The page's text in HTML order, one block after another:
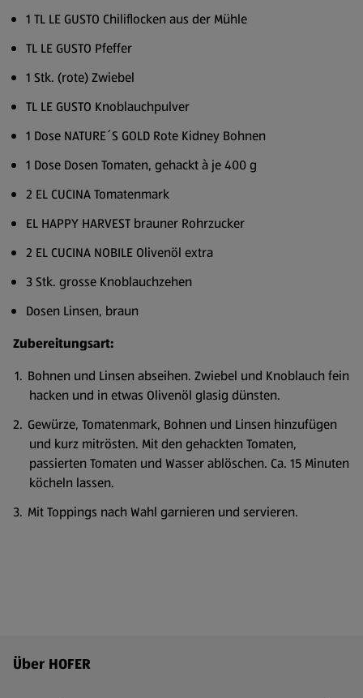
1 TL LE GUSTO Chiliflocken aus der Mühle
TL LE GUSTO Pfeffer
1 Stk. (rote) Zwiebel
TL LE GUSTO Knoblauchpulver
1 Dose NATURE´S GOLD Rote Kidney Bohnen
1 Dose Dosen Tomaten, gehackt à je 400 g
2 EL CUCINA Tomatenmark
EL HAPPY HARVEST brauner Rohrzucker
2 EL CUCINA NOBILE Olivenöl extra
3 Stk. grosse Knoblauchzehen
Dosen Linsen, braun
Zubereitungsart:
Bohnen und Linsen abseihen. Zwiebel und Knoblauch fein
hacken und in etwas Olivenöl glasig dünsten.
Gewürze, Tomatenmark, Bohnen und Linsen hinzufügen
und kurz mitrösten. Mit den gehackten Tomaten,
passierten Tomaten und Wasser ablöschen. Ca. 15 Minuten
köcheln lassen.
Mit Toppings nach Wahl garnieren und servieren.
Fußzeilenmenü - weitere Links
Über HOFER